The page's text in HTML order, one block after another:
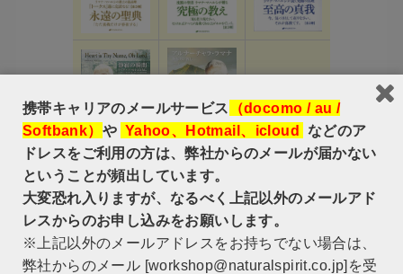
【ストリーミング動画販売】
ラマナ・マハルシ アルナーチャラの聖者
携帯キャリアのメールサービス （docomo / au /
Softbank） や Yahoo、Hotmail、icloud などのア
ドレスをご利用の方は、弊社からのメールが届かない
ということが頻出しています。
大変恐れ入りますが、なるべく上記以外のメールアド
レスからのお申し込みをお願いします。
※上記以外のメールアドレスをお持ちでない場合は、
弊社からのメール [workshop@naturalspirit.co.jp]を受